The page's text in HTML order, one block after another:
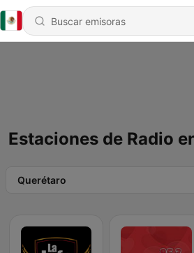
Estaciones de Radio
Querétaro